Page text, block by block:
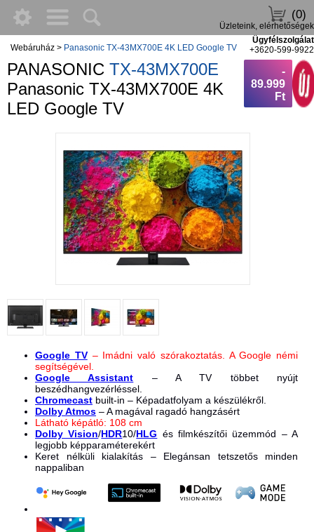
(0)
Üzleteink, elérhetőségek
Ügyfélszolgálat
+3620-599-9922
Webáruház > Panasonic TX-43MX700E 4K LED Google TV
PANASONIC TX-43MX700E
Panasonic TX-43MX700E 4K
LED Google TV
-
89.999
Ft
Google TV– Imádni való szórakoztatás. A Google némi
segítségével.
Google Assistant – A TV többet nyújt
beszédhangvezérléssel.
Chromecast built-in – Képadatfolyam a készülékről.
Dolby Atmos – A magával ragadó hangzásért
Látható képátló: 108 cm
Dolby Vision/HDR10/HLG és filmkészítői üzemmód – A
legjobb képparaméterekért
Keret nélküli kialakítás – Elegánsan tetszetős minden
nappaliban